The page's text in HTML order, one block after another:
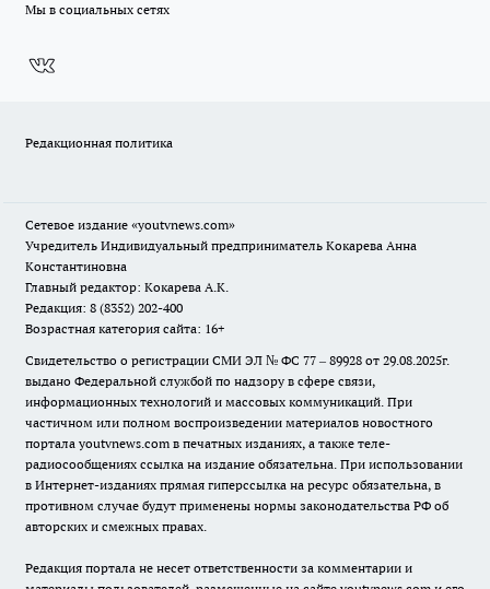
Мы в социальных сетях
Редакционная политика
Сетевое издание «youtvnews.com»
Учредитель Индивидуальный предприниматель Кокарева Анна
Константиновна
Главный редактор: Кокарева А.К.
Редакция: 8 (8352) 202-400
Возрастная категория сайта: 16+
Свидетельство о регистрации СМИ ЭЛ № ФС 77 – 89928 от 29.08.2025г.
выдано Федеральной службой по надзору в сфере связи,
информационных технологий и массовых коммуникаций. При
частичном или полном воспроизведении материалов новостного
портала youtvnews.com в печатных изданиях, а также теле-
радиосообщениях ссылка на издание обязательна. При использовании
в Интернет-изданиях прямая гиперссылка на ресурс обязательна, в
противном случае будут применены нормы законодательства РФ об
авторских и смежных правах.
Редакция портала не несет ответственности за комментарии и